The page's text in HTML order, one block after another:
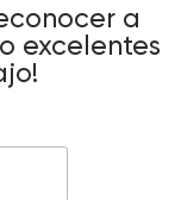
a
excelentes